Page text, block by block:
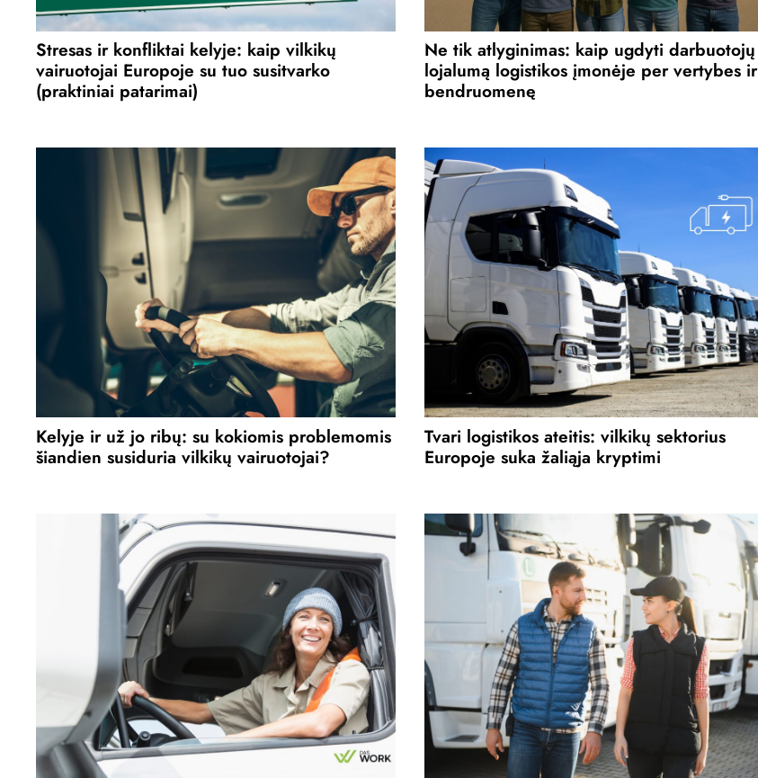
Stresas ir konfliktai kelyje: kaip vilkikų
vairuotojai Europoje su tuo susitvarko
(praktiniai patarimai)
Ne tik atlyginimas: kaip ugdyti darbuotojų
lojalumą logistikos įmonėje per vertybes ir
bendruomenę
Kelyje ir už jo ribų: su kokiomis problemomis
šiandien susiduria vilkikų vairuotojai?
Tvari logistikos ateitis: vilkikų sektorius
Europoje suka žaliąja kryptimi